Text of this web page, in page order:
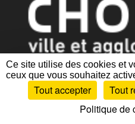
Ce site utilise des cookies et
ceux que vous souhaitez
Tout accepter Tout
Politique de
Mentions légales|Politique de
des cookies |Plan du site